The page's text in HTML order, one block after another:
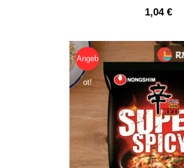
1,04 €
Angeb
ot!